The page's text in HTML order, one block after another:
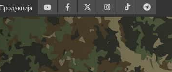
Продукција